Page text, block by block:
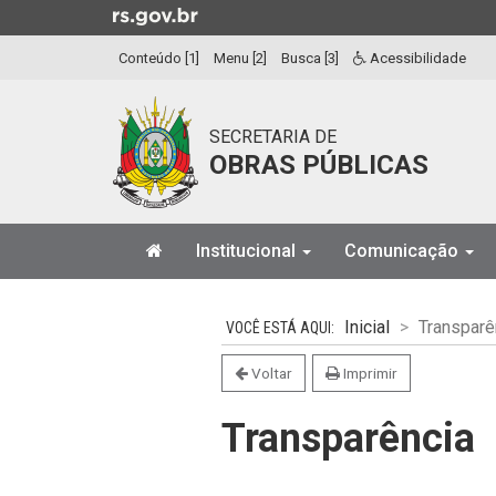
para
Ir
a
Conteúdo [1] Menu [2] Busca [3] Acessibilidade
SECRETARIA DE
OBRAS PÚBLICAS
Institucional Comunicação
Inicial
Voltar Imprimir
Transparência